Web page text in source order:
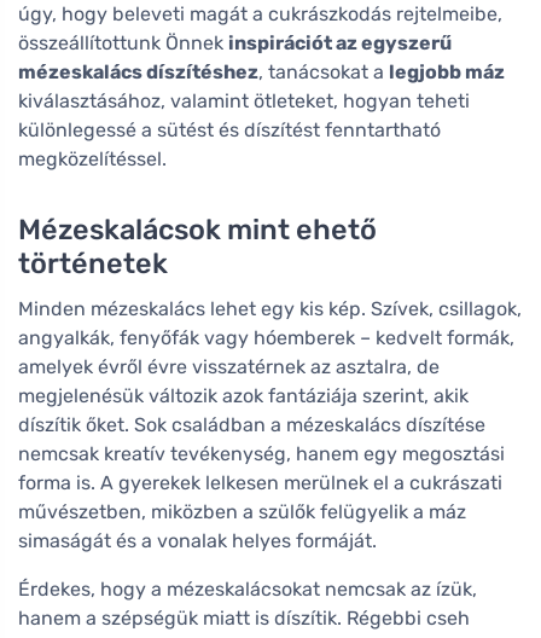
úgy, hogy beleveti magát a cukrászkodás rejtelmeibe,
összeállítottunk Önnek inspirációt az egyszerű
mézeskalács díszítéshez, tanácsokat a legjobb máz
kiválasztásához, valamint ötleteket, hogyan teheti
különlegessé a sütést és díszítést fenntartható
megközelítéssel.
Mézeskalácsok mint ehető
történetek
Minden mézeskalács lehet egy kis kép. Szívek, csillagok,
angyalkák, fenyőfák vagy hóemberek – kedvelt formák,
amelyek évről évre visszatérnek az asztalra, de
megjelenésük változik azok fantáziája szerint, akik
díszítik őket. Sok családban a mézeskalács díszítése
nemcsak kreatív tevékenység, hanem egy megosztási
forma is. A gyerekek lelkesen merülnek el a cukrászati
művészetben, miközben a szülők felügyelik a máz
simaságát és a vonalak helyes formáját.
Érdekes, hogy a mézeskalácsokat nemcsak az ízük,
hanem a szépségük miatt is díszítik. Régebbi cseh